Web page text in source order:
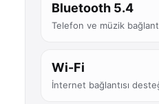
Bluetooth 5.4
Telefon ve müzik
Wi-Fi
İnternet bağlantısı